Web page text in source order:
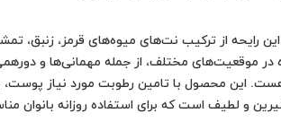
رایحه از ترکیب نت‌های میوه‌های قرمز، زنبق،
در موقعیت‌های مختلف، از جمله مهمانی‌ها و
هست. این محصول با تامین رطوبت مورد نیاز
و لطیف است که برای استفاده روزانه بانوان